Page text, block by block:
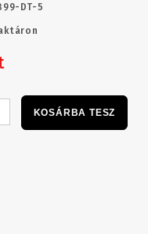
DT-5
KOSÁRBA TESZ